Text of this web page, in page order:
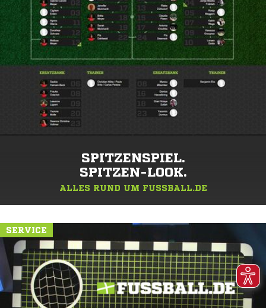
SPITZENSPIEL.
SPITZEN-LOOK.
ALLES RUND UM FUSSBALL.DE
SERVICE